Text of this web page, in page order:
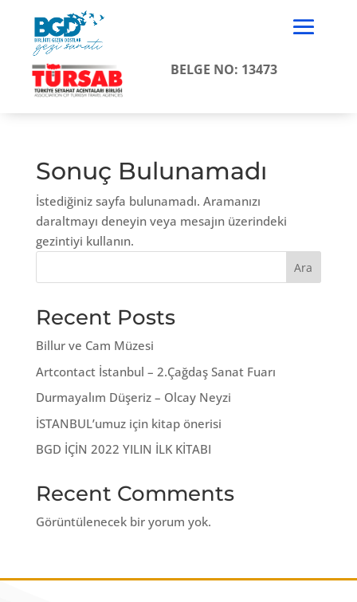
BELGE NO: 13473
Sonuç Bulunamadı
İstediğiniz sayfa bulunamadı. Aramanızı
daraltmayı deneyin veya mesajın üzerindeki
gezintiyi kullanın.
Ara
Recent Posts
Billur ve Cam Müzesi
Artcontact İstanbul – 2.Çağdaş Sanat Fuarı
Durmayalım Düşeriz – Olcay Neyzi
İSTANBUL’umuz için kitap önerisi
BGD İÇİN 2022 YILIN İLK KİTABI
Recent Comments
Görüntülenecek bir yorum yok.